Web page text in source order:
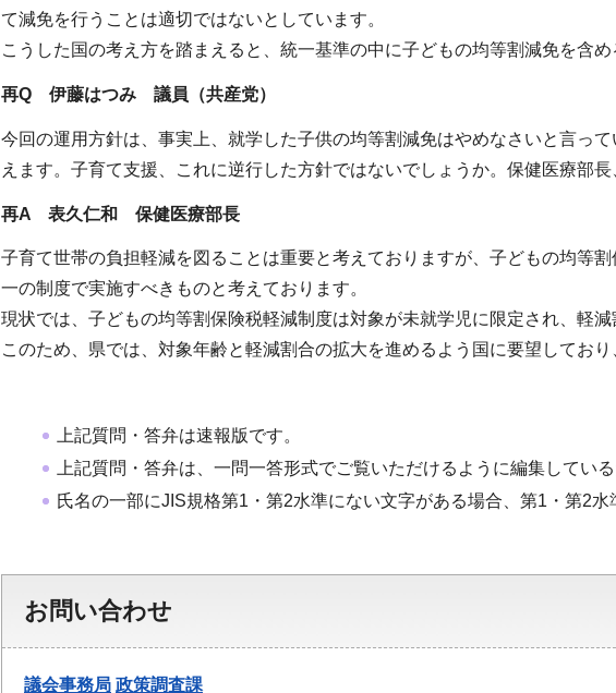
て減免を行うことは適切ではないとしています。
こうした国の考え方を踏まえると、統一基準の中に子どもの均等割減免を含
再Q 伊藤はつみ 議員（共産党）
今回の運用方針は、事実上、就学した子供の均等割減免はやめなさいと言っ
えます。子育て支援、これに逆行した方針ではないでしょうか。保健医療部長
再A 表久仁和 保健医療部長
子育て世帯の負担軽減を図ることは重要と考えておりますが、子どもの均等
一の制度で実施すべきものと考えております。
現状では、子どもの均等割保険税軽減制度は対象が未就学児に限定され、軽減
このため、県では、対象年齢と軽減割合の拡大を進めるよう国に要望してお
上記質問・答弁は速報版です。
上記質問・答弁は、一問一答形式でご覧いただけるように編集してい
氏名の一部にJIS規格第1・第2水準にない文字がある場合、第1・第2水
お問い合わせ
議会事務局 政策調査課